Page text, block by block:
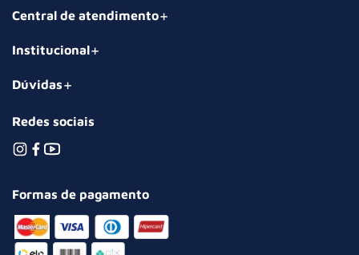
Central de atendimento
Institucional
Dúvidas
Redes sociais
Formas de pagamento